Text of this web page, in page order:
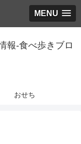
MENU
報-食べ歩きブロ
おせち